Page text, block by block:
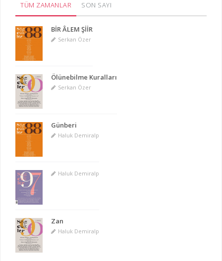
TÜM ZAMANLAR SON SAYI
BİR ÂLEM ŞİİR
Serkan Özer
Ölünebilme Kuralları
Serkan Özer
Günberi
Haluk Demiralp
Haluk Demiralp
Zan
Haluk Demiralp